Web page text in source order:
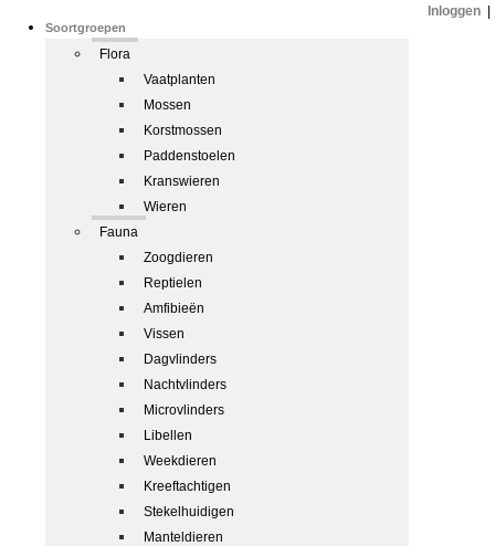
Soortgroepen
Flora
Vaatplanten
Mossen
Korstmossen
Paddenstoelen
Kranswieren
Wieren
Fauna
Zoogdieren
Reptielen
Amfibieën
Vissen
Dagvlinders
Nachtvlinders
Microvlinders
Libellen
Weekdieren
Kreeftachtigen
Stekelhuidigen
Manteldieren
Inloggen